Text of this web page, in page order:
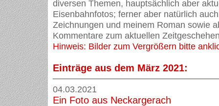
diversen Themen, hauptsächlich aber
Eisenbahnfotos; ferner aber natürlich
Zeichnungen und meinem Roman sowie
Kommentare zum aktuellen
Hinweis: Bilder zum Vergrößern bitte
Einträge aus dem März 2021:
04.03.2021
Ein Foto aus Neckargerach